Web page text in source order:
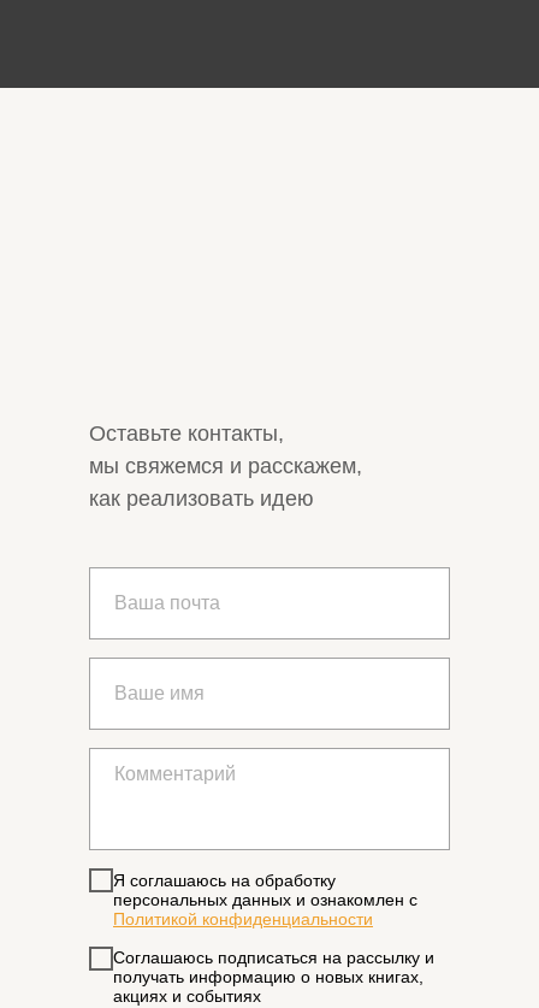
Оставьте контакты,
мы свяжемся и расскажем,
как реализовать идею
Я соглашаюсь на обработку
персональных данных и ознакомлен с
Политикой конфиденциальности
Соглашаюсь подписаться на рассылку и
получать информацию о новых книгах,
акциях и событиях